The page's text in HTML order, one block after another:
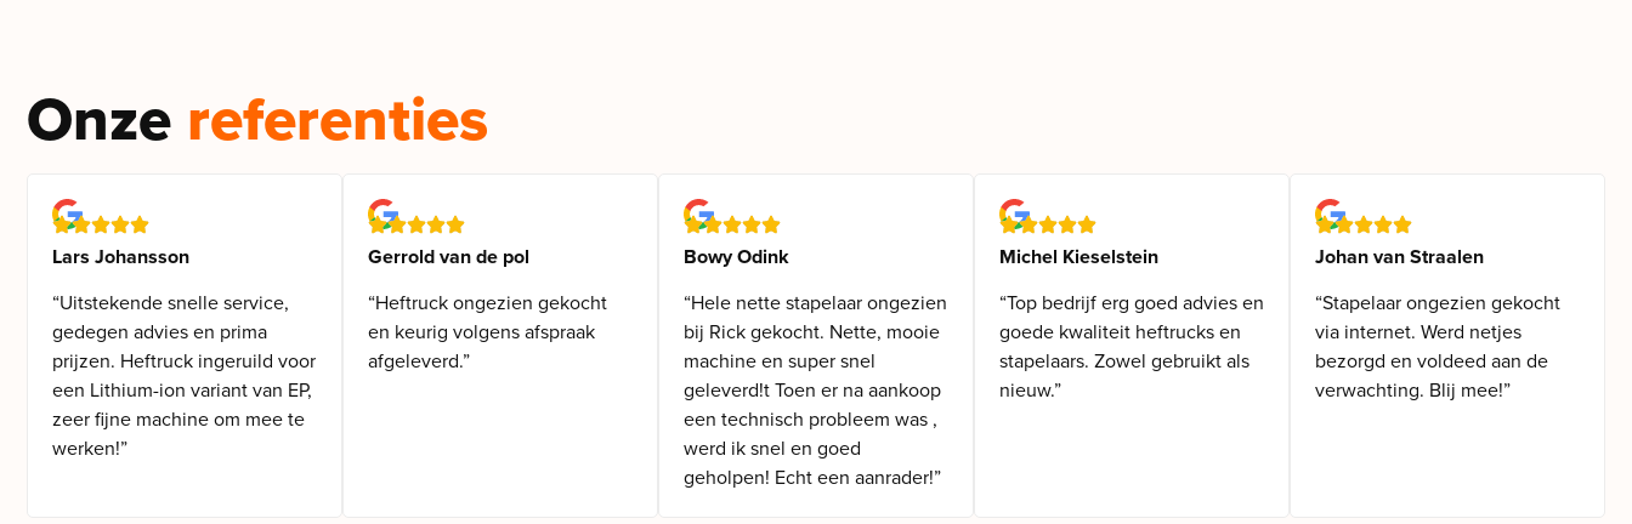
Onze referenties
Lars Johansson
“Uitstekende snelle service,
gedegen advies en prima
prijzen. Heftruck ingeruild voor
een Lithium-ion variant van EP,
zeer fijne machine om mee te
werken!”
Gerrold van de pol
“Heftruck ongezien gekocht
en keurig volgens afspraak
afgeleverd.”
Bowy Odink
“Hele nette stapelaar ongezien
bij Rick gekocht. Nette, mooie
machine en super snel
geleverd!t Toen er na aankoop
een technisch probleem was ,
werd ik snel en goed
geholpen! Echt een aanrader!”
Michel Kieselstein
“Top bedrijf erg goed advies en
goede kwaliteit heftrucks en
stapelaars. Zowel gebruikt als
nieuw.”
Johan van Straalen
“Stapelaar ongezien gekocht
via internet. Werd netjes
bezorgd en voldeed aan de
verwachting. Blij mee!”